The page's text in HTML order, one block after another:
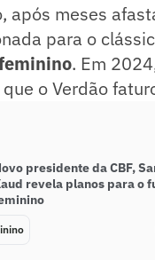
após meses
para o
. Em
o Verdão
presidente da CBF,
revela planos para o